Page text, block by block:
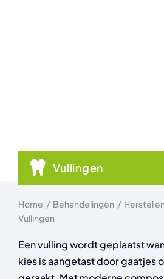
Vullingen
Home Behandelingen
Herstel
Vullingen
Een vulling wordt geplaatst
kies is aangetast door gaatjes